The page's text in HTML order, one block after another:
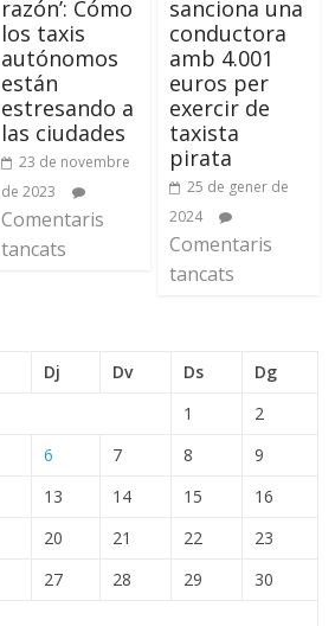
razón’: Cómo
los taxis
autónomos
están
estresando a
las ciudades
23 de novembre
de 2023
Comentaris
tancats
sanciona una
conductora
amb 4.001
euros per
exercir de
taxista
pirata
25 de gener de
2024
Comentaris
tancats
Dj Dv Ds
Dg
1
2
6 7 8
9
13 14 15
16
20 21 22
23
27 28 29
30